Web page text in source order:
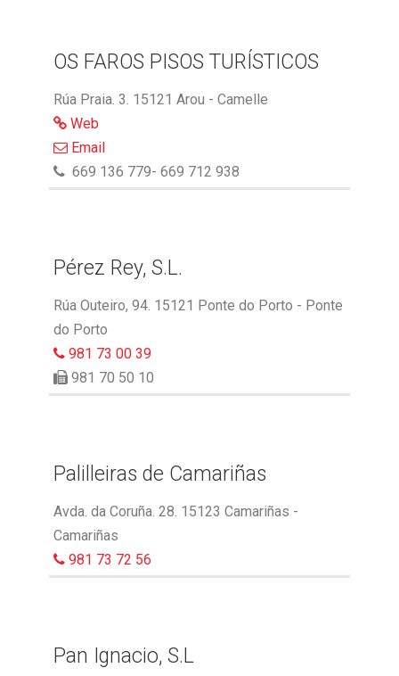
OS FAROS PISOS TURÍSTICOS
Rúa Praia. 3. 15121 Arou - Camelle
Web
Email
669 136 779- 669 712 938
Pérez Rey, S.L.
Rúa Outeiro, 94. 15121 Ponte do Porto - Ponte
do Porto
981 73 00 39
981 70 50 10
Palilleiras de Camariñas
Avda. da Coruña. 28. 15123 Camariñas -
Camariñas
981 73 72 56
Pan Ignacio, S.L